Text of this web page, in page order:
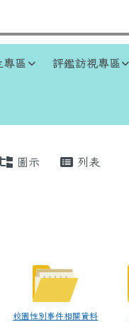
專區 評鑑訪視專區
圖示 列表
校園性別事件相關資料